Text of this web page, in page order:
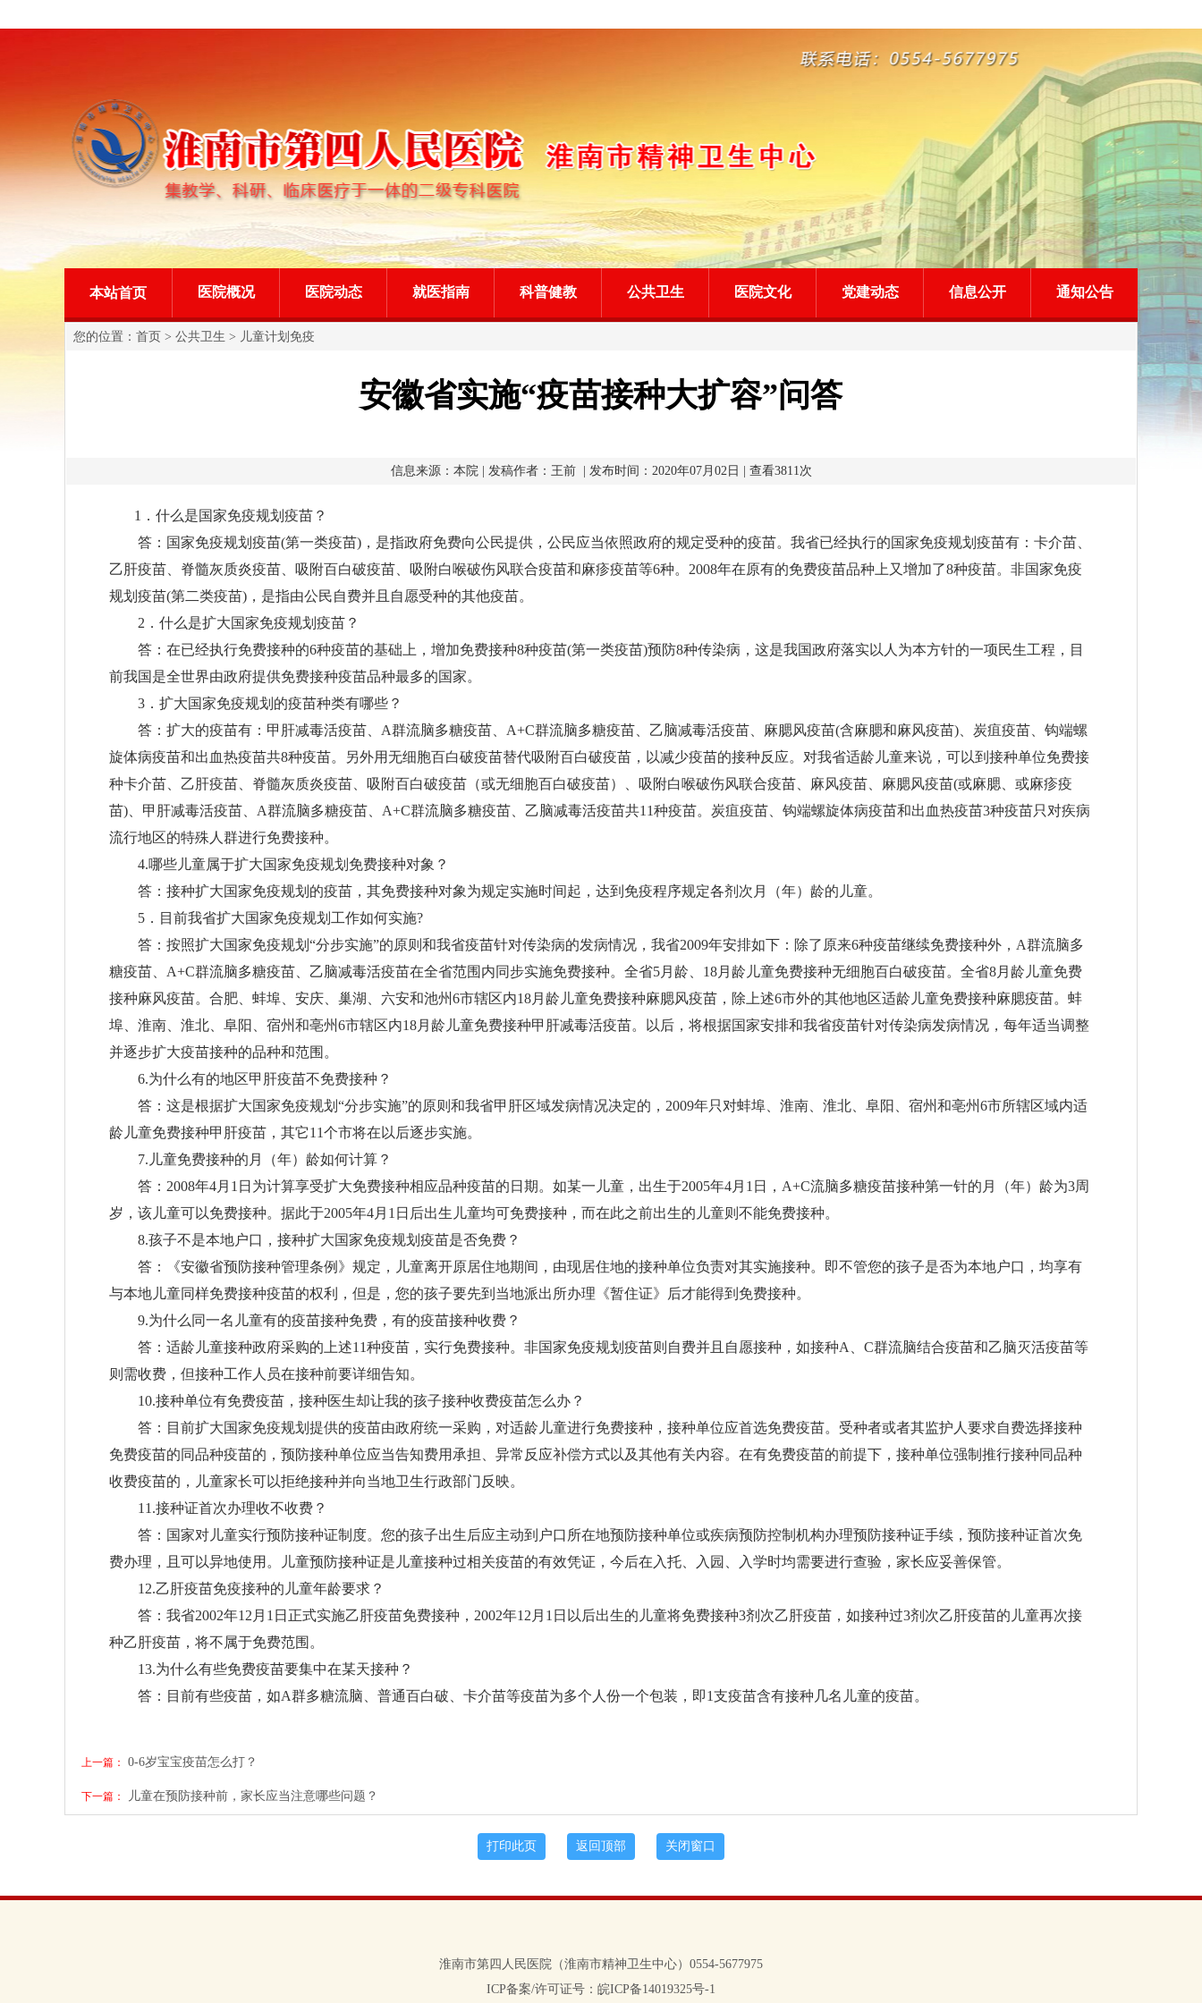
本站首页 医院概况 医院动态 就医指南 科普健教 公共卫生 医院文化 党建动态 信息公开 通知公告
您的位置： 首页 > 公共卫生 > 儿童计划免疫
安徽省实施“疫苗接种大扩容”问答
信息来源：本院 | 发稿作者：王前 | 发布时间：2020年07月02日 | 查看3811次
1 ．什么是国家免疫规划疫苗？
答：国家免疫规划疫苗(第一类疫苗)，是指政府免费向公民提供，公民应当依照政府的规定受种的疫苗。我省已经执行的国家免疫规划疫苗有：卡介苗、
乙肝疫苗、脊髓灰质炎疫苗、吸附百白破疫苗、吸附白喉破伤风联合疫苗和麻疹疫苗等6种。 2008年在原有的免费疫苗品种上又增加了8种疫苗。非国家免疫
规划疫苗(第二类疫苗)，是指由公民自费并且自愿受种的其他疫苗。
2 ．什么是扩大国家免疫规划疫苗？
答：在已经执行免费接种的6种疫苗的基础上，增加免费接种8种疫苗(第一类疫苗)预防8种传染病，这是我国政府落实以人为本方针的一项民生工程，目
前我国是全世界由政府提供免费接种疫苗品种最多的国家。
3．扩大国家免疫规划的疫苗种类有哪些？
答：扩大的疫苗有：甲肝减毒活疫苗、 A群流脑多糖疫苗、 A+C群流脑多糖疫苗、乙脑减毒活疫苗、麻腮风疫苗(含麻腮和麻风疫苗)、炭疽疫苗、钩端螺
旋体病疫苗和出血热疫苗共8种疫苗。另外用无细胞百白破疫苗替代吸附百白破疫苗，以减少疫苗的接种反应。对我省适龄儿童来说，可以到接种单位免费接
种卡介苗、乙肝疫苗、脊髓灰质炎疫苗、吸附百白破疫苗（或无细胞百白破疫苗）、吸附白喉破伤风联合疫苗、麻风疫苗、麻腮风疫苗(或麻腮、或麻疹疫
苗)、甲肝减毒活疫苗、 A群流脑多糖疫苗、 A+C群流脑多糖疫苗、乙脑减毒活疫苗共11种疫苗。炭疽疫苗、钩端螺旋体病疫苗和出血热疫苗3种疫苗只对疾病
流行地区的特殊人群进行免费接种。
4.哪些儿童属于扩大国家免疫规划免费接种对象？
答：接种扩大国家免疫规划的疫苗，其免费接种对象为规定实施时间起，达到免疫程序规定各剂次月（年）龄的儿童。
5．目前我省扩大国家免疫规划工作如何实施?
答：按照扩大国家免疫规划 “分步实施”的原则和我省疫苗针对传染病的发病情况，我省2009年安排如下：除了原来6种疫苗继续免费接种外， A群流脑多
糖疫苗、 A+C群流脑多糖疫苗、乙脑减毒活疫苗在全省范围内同步实施免费接种。全省5月龄、 18月龄儿童免费接种无细胞百白破疫苗。全省8月龄儿童免费
接种麻风疫苗。合肥、蚌埠、安庆、巢湖、六安和池州6市辖区内18月龄儿童免费接种麻腮风疫苗，除上述6市外的其他地区适龄儿童免费接种麻腮疫苗。蚌
埠、淮南、淮北、阜阳、宿州和亳州6市辖区内18月龄儿童免费接种甲肝减毒活疫苗。以后，将根据国家安排和我省疫苗针对传染病发病情况，每年适当调整
并逐步扩大疫苗接种的品种和范围。
6.为什么有的地区甲肝疫苗不免费接种？
答：这是根据扩大国家免疫规划 “分步实施”的原则和我省甲肝区域发病情况决定的， 2009年只对蚌埠、淮南、淮北、阜阳、宿州和亳州6市所辖区域内适
龄儿童免费接种甲肝疫苗，其它11个市将在以后逐步实施。
7. 儿童免费接种的月（年）龄如何计算？
答： 2008年4月 1 日为计算享受扩大免费接种相应品种疫苗的日期。如某一儿童，出生于2005年4月 1 日， A+C流脑多糖疫苗接种第一针的月（年）龄为3周
岁，该儿童可以免费接种。据此于2005年4月 1 日后出生儿童均可免费接种，而在此之前出生的儿童则不能免费接种。
8.孩子不是本地户口，接种扩大国家免疫规划疫苗是否免费？
答：《安徽省预防接种管理条例》规定，儿童离开原居住地期间，由现居住地的接种单位负责对其实施接种。即不管您的孩子是否为本地户口，均享有
与本地儿童同样免费接种疫苗的权利，但是，您的孩子要先到当地派出所办理《暂住证》后才能得到免费接种。
9.为什么同一名儿童有的疫苗接种免费，有的疫苗接种收费？
答：适龄儿童接种政府采购的上述11种疫苗，实行免费接种。非国家免疫规划疫苗则自费并且自愿接种，如接种A C群流脑结合疫苗和乙脑灭活疫苗等
则需收费，但接种工作人员在接种前要详细告知。
10.接种单位有免费疫苗，接种医生却让我的孩子接种收费疫苗怎么办？
答：目前扩大国家免疫规划提供的疫苗由政府统一采购，对适龄儿童进行免费接种，接种单位应首选免费疫苗。受种者或者其监护人要求自费选择接种
免费疫苗的同品种疫苗的，预防接种单位应当告知费用承担、异常反应补偿方式以及其他有关内容。在有免费疫苗的前提下，接种单位强制推行接种同品种
收费疫苗的，儿童家长可以拒绝接种并向当地卫生行政部门反映。
11.接种证首次办理收不收费？
答：国家对儿童实行预防接种证制度。您的孩子出生后应主动到户口所在地预防接种单位或疾病预防控制机构办理预防接种证手续，预防接种证首次免
费办理，且可以异地使用。儿童预防接种证是儿童接种过相关疫苗的有效凭证，今后在入托、入园、入学时均需要进行查验，家长应妥善保管。
12.乙肝疫苗免疫接种的儿童年龄要求？
答：我省2002年12 月 1 日正式实施乙肝疫苗免费接种， 2002年12 月 1 日以后出生的儿童将免费接种3剂次乙肝疫苗，如接种过3剂次乙肝疫苗的儿童再次接
种乙肝疫苗，将不属于免费范围。
13.为什么有些免费疫苗要集中在某天接种？
答：目前有些疫苗，如A群多糖流脑、普通百白破、卡介苗等疫苗为多个人份一个包装，即1支疫苗含有接种几名儿童的疫苗。
上一篇： 0-6岁宝宝疫苗怎么打？
下一篇： 儿童在预防接种前，家长应当注意哪些问题？
淮南市第四人民医院（淮南市精神卫生中心）0554-5677975
ICP备案/许可证号：皖ICP备14019325号-1